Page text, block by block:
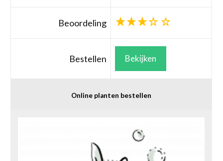
Beoordeling
Bestellen Bekijken
Online planten bestellen